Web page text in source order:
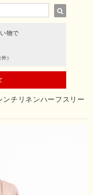
物で
）
チリネンハーフスリー